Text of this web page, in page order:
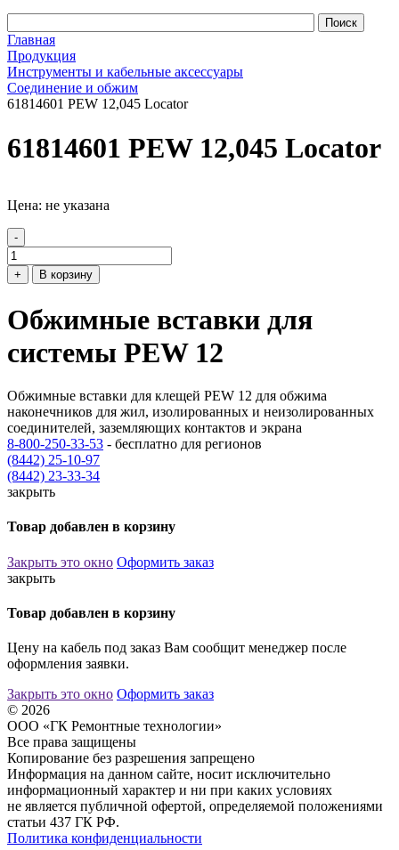
Главная
Продукция
Инструменты и кабельные аксессуары
Соединение и обжим
61814601 PEW 12,045 Locator
61814601 PEW 12,045 Locator
Цена: не указана
-
+ В корзину
Обжимные вставки для
системы PEW 12
Обжимные вставки для клещей PEW 12 для обжима
наконечников для жил, изолированных и неизолированных
соединителей, заземляющих контактов и экрана
8-800-250-33-53 - бесплатно для регионов
(8442) 25-10-97
(8442) 23-33-34
закрыть
Товар добавлен в корзину
Закрыть это окно Оформить заказ
закрыть
Товар добавлен в корзину
Цену на кабель под заказ Вам сообщит менеджер после
оформления заявки.
Закрыть это окно Оформить заказ
© 2026
ООО «ГК Ремонтные технологии»
Все права защищены
Копирование без разрешения запрещено
Информация на данном сайте, носит исключительно
информационный характер и ни при каких условиях
не является публичной офертой, определяемой положениями
статьи 437 ГК РФ.
Политика конфиденциальности